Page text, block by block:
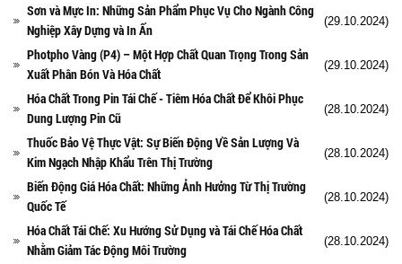
Sơn và Mực In: Những Sản Phẩm Phục Vụ Cho Ngành Công
Nghiệp Xây Dựng và In Ấn
(29.10.2024)
Photpho Vàng (P4) – Một Hợp Chất Quan Trọng Trong Sản
Xuất Phân Bón Và Hóa Chất
(29.10.2024)
Hóa Chất Trong Pin Tái Chế - Tiêm Hóa Chất Để Khôi Phục
Dung Lượng Pin Cũ
(28.10.2024)
Thuốc Bảo Vệ Thực Vật: Sự Biến Động Về Sản Lượng Và
Kim Ngạch Nhập Khẩu Trên Thị Trường
(28.10.2024)
Biến Động Giá Hóa Chất: Những Ảnh Hưởng Từ Thị Trường
Quốc Tế
(28.10.2024)
Hóa Chất Tái Chế: Xu Hướng Sử Dụng và Tái Chế Hóa Chất
Nhằm Giảm Tác Động Môi Trường
(28.10.2024)